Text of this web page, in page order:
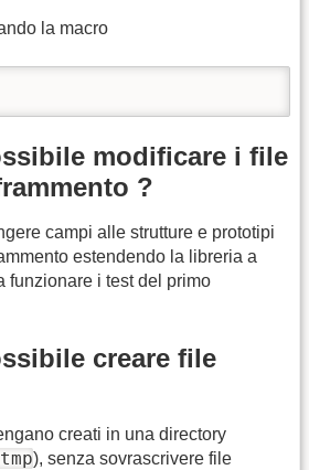
la macro
modificare i file
?
campi alle strutture e prototipi
estendendo la libreria a
funzionare i test del primo
creare file
creati in una directory
), senza sovrascrivere file